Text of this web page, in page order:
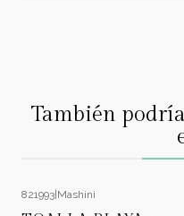
También
821993 Mashini